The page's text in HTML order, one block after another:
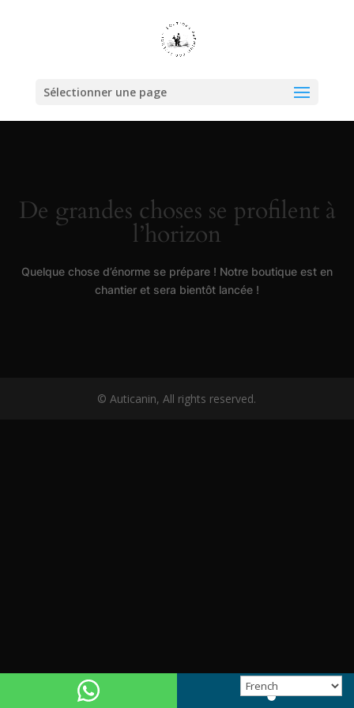
Sélectionner une page
De grandes choses se profilent à
l’horizon
Quelque chose d’énorme se prépare ! Notre boutique est en
chantier et sera bientôt lancée !
© Auticanin, All rights reserved.